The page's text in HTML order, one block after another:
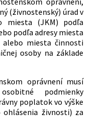
(živnostenský) úrad v
miesta (JKM) podľa
podľa adresy miesta
alebo miesta činnosti
osoby na základe
oprávnení musí
podmienky
poplatok vo výške
živnosti) za